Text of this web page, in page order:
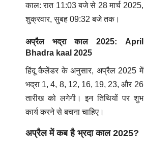
काल: रात 11:03 बजे से 28 मार्च 2025,
शुक्रवार, सुबह 09:32 बजे तक।
अप्रैल भद्रा काल 2025: April
Bhadra kaal 2025
हिंदू कैलेंडर के अनुसार, अप्रैल 2025 में
भद्रा 1, 4, 8, 12, 16, 19, 23, और 26
तारीख को लगेगी। इन तिथियों पर शुभ
कार्य करने से बचना चाहिए।
अप्रैल में कब है भ्रदा काल 2025?